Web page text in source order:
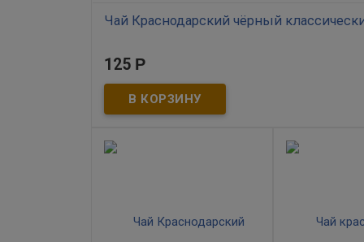
Чай Краснодарский чёрный
В наличии
125 Р